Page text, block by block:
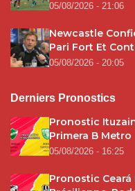
05/08/2026 - 21:06
Newcastle
Pari Fort Et
05/08/2026 - 20:05
Derniers Pronostics
Pronostic
Primera B Metro
05/08/2026 - 16:25
Pronostic Ceará